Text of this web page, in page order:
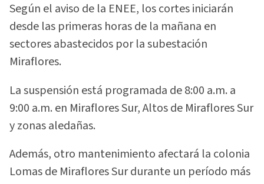
Según el aviso de la ENEE, los cortes iniciarán
desde las primeras horas de la mañana en
sectores abastecidos por la subestación
Miraflores.
La suspensión está programada de 8:00 a.m. a
9:00 a.m. en Miraflores Sur, Altos de Miraflores Sur
y zonas aledañas.
Además, otro mantenimiento afectará la colonia
Lomas de Miraflores Sur durante un período más